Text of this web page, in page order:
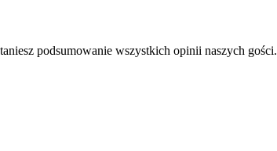
podsumowanie wszystkich opinii naszych gości.